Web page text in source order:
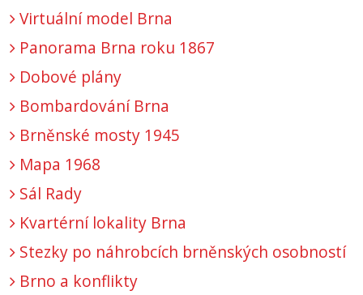
Virtuální model Brna
Panorama Brna roku 1867
Dobové plány
Bombardování Brna
Brněnské mosty 1945
Mapa 1968
Sál Rady
Kvartérní lokality Brna
Stezky po náhrobcích brněnských osobností
Brno a konflikty